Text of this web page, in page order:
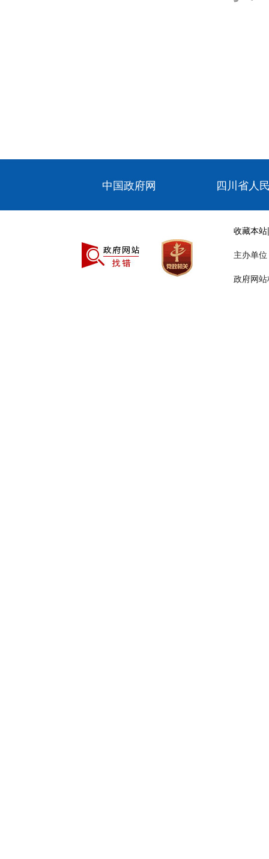
中国政府网 四川省人
收藏本站
主办单
政府网